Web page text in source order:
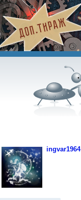
ingvar1964